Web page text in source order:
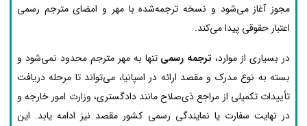
مجوز آغاز می‌شود و نسخه ترجمه‌شده با مهر و امضای مترجم رسمی
اعتبار حقوقی پیدا می‌کند.
در بسیاری از موارد، ترجمه رسمی تنها به مهر مترجم محدود نمی‌شود و
بسته به نوع مدرک و مقصد ارائه در اسپانیا، می‌تواند تا مرحله دریافت
تأییدات تکمیلی از مراجع ذی‌صلاح مانند دادگستری، وزارت امور خارجه و
در نهایت سفارت یا نمایندگی رسمی کشور مقصد نیز ادامه یابد. این